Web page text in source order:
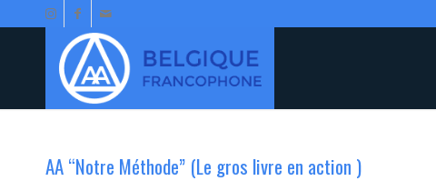
AA “Notre Méthode” (Le gros livre en action )